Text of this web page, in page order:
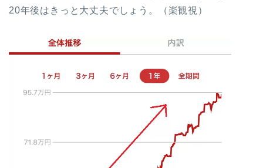
20年後はきっと大丈夫でしょう。（楽観視）